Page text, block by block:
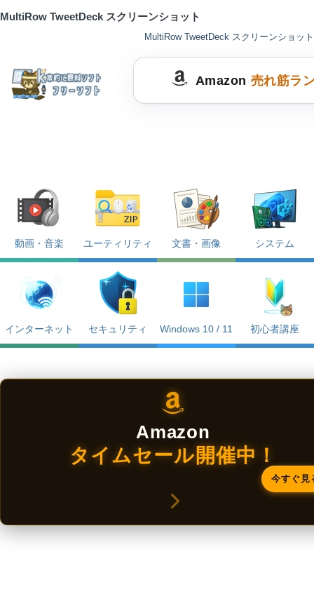
MultiRow TweetDeck スクリーンショット
MultiRow TweetDeck スクリーンショット
Amazon 売れ筋ラ
動画・音楽 ユーティリティ 文書・画像 システム
インターネット セキュリティ Windows 10 / 11 初心者講座
Amazon
タイムセール開催中！
今すぐ見